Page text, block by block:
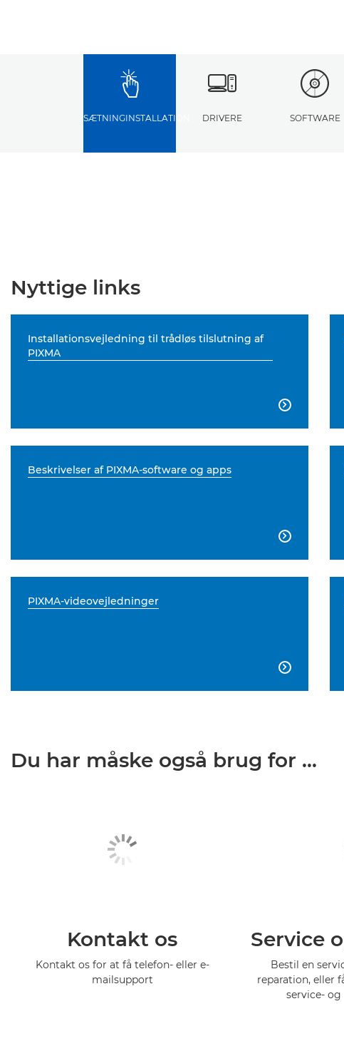
OPSÆTNINGINSTALLATION DRIVERE SOFTWARE
Nyttige links
Installationsvejledning til trådløs tilslutning af
PIXMA

Beskrivelser af PIXMA-software og apps

PIXMA-videovejledninger

Du har måske også brug for ...
Kontakt os
Kontakt os for at få telefon- eller e-
mailsupport
Service
Bestil en
reparation, eller
service-